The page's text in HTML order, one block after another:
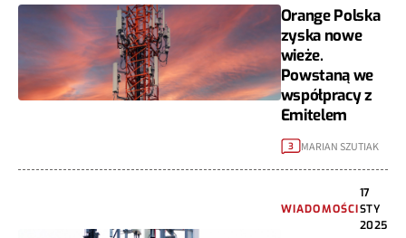
Orange Polska
zyska nowe
wieże.
Powstaną we
współpracy z
Emitelem
3 MARIAN SZUTIAK
WIADOMOŚCI
17
STY
2025